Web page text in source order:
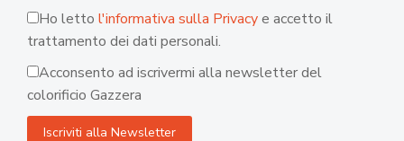
Ho letto l'informativa sulla Privacye accetto il
trattamento dei dati personali.
Acconsento ad iscrivermi alla newsletter del
colorificio Gazzera